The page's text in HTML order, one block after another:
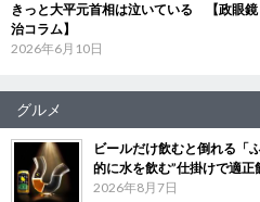
きっと大平元首相は泣いている 【政眼
治コラム】
2026年6月10日
グルメ
ビールだけ飲むと倒れる「
的に水を飲む”仕掛けで適正
2026年8月7日